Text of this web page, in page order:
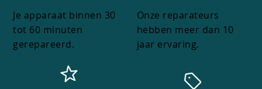
Je apparaat binnen 30
tot 60 minuten
gerepareerd.
Onze reparateurs
hebben meer dan 10
jaar ervaring.